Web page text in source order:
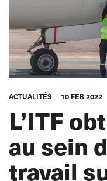
ACTUALITÉS 10 FEB 2022
L’ITF
au sein
travail